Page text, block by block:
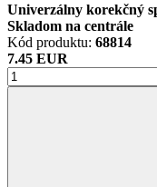
Univerzálny korekčný
Skladom na centrále
Kód produktu: 68814
7.45 EUR